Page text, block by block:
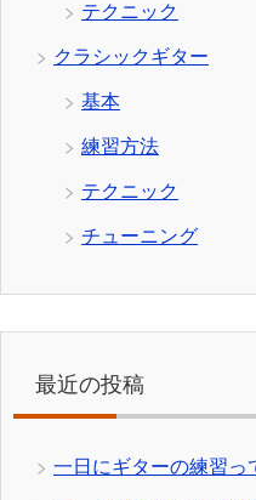
テクニック
クラシックギター
基本
練習方法
テクニック
チューニング
最近の投稿
一日にギターの練習っ